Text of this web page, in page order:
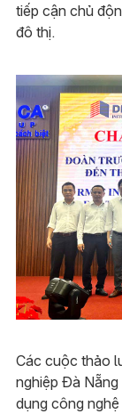
tiếp cận chủ
đô thị.
Các cuộc thảo
nghiệp Đà
dụng công